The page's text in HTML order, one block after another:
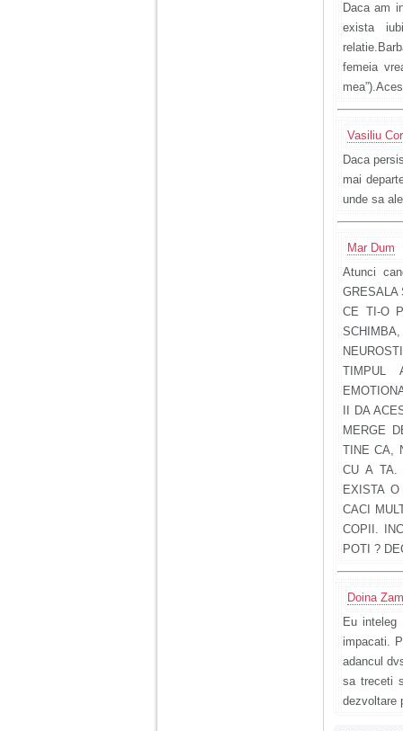
Daca am
exista
femeia
Vasiliu
Daca
mai
unde sa
Mar Dum
Atunci
GRESALA
CE TI-O
TIMPUL
II DA
MERGE
TINE CA,
CU A TA.
EXISTA
CACI
COPII.
POTI ?
Doina
Eu
impacati.
adancul
sa treceti
dezvoltare